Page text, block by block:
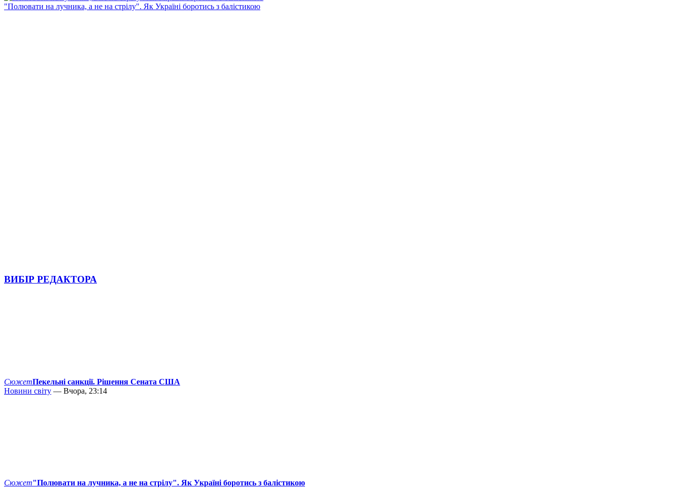
"Полювати на лучника, а не на стрілу". Як Україні боротись з балістикою
ВИБІР РЕДАКТОРА
СюжетПекельні санкції. Рішення Сената США
Новини світу — Вчора, 23:14
Сюжет"Полювати на лучника, а не на стрілу". Як Україні боротись з балістикою